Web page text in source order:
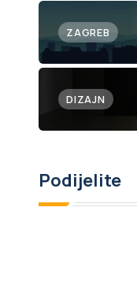
ZAGREB
DIZAJN
Podijelite